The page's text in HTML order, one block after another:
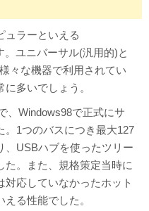
ュラーといえる
ユニバーサル(汎用的)と
々な機器で利用されてい
多いでしょう。
、Windows98で正式にサ
。1つのバスにつき最大127
、USBハブを使ったツリー
た。また、規格策定当時に
応していなかったホット
る性能でした。